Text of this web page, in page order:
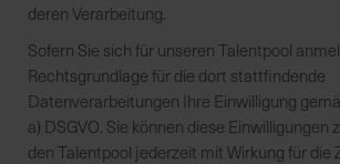
deren Verarbeitung.
Sofern Sie sich für unseren Talentpool
Rechtsgrundlage für die dort stattfindende
Datenverarbeitungen Ihre Einwilligung
a) DSGVO. Sie können diese Einwilligungen
den Talentpool jederzeit mit Wirkung für die